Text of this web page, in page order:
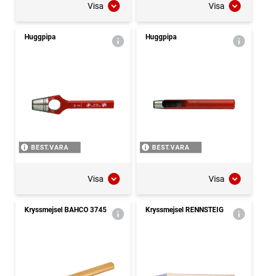
Visa Visa
Huggpipa
BEST.VARA
Visa
Huggpipa
BEST.VARA
Visa
Kryssmejsel BAHCO 3745 Kryssmejsel RENNSTEIG